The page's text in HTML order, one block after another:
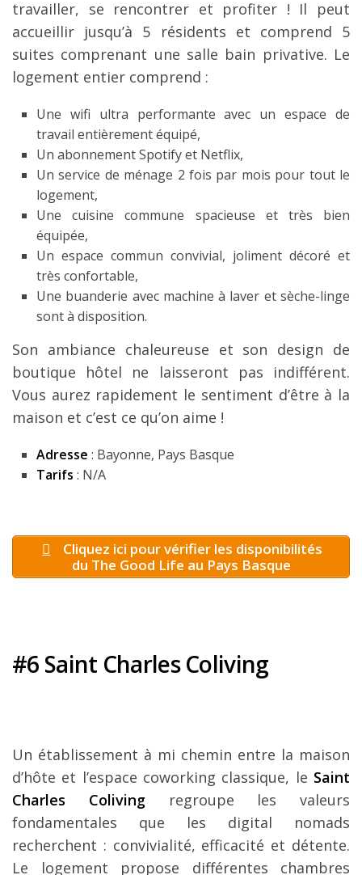
travailler, se rencontrer et profiter ! Il peut
accueillir jusqu’à 5 résidents et comprend 5
suites comprenant une salle bain privative. Le
logement entier comprend :
Une wifi ultra performante avec un espace de
travail entièrement équipé,
Un abonnement Spotify et Netflix,
Un service de ménage 2 fois par mois pour tout le
logement,
Une cuisine commune spacieuse et très bien
équipée,
Un espace commun convivial, joliment décoré et
très confortable,
Une buanderie avec machine à laver et sèche-linge
sont à disposition.
Son ambiance chaleureuse et son design de
boutique hôtel ne laisseront pas indifférent.
Vous aurez rapidement le sentiment d’être à la
maison et c’est ce qu’on aime !
Adresse : Bayonne, Pays Basque
Tarifs : N/A
Cliquez ici pour vérifier les disponibilités
du The Good Life au Pays Basque
#6 Saint Charles Coliving
Un établissement à mi chemin entre la maison
d’hôte et l’espace coworking classique, le Saint
Charles Colivingregroupe les valeurs
fondamentales que les digital nomads
recherchent : convivialité, efficacité et détente.
Le logement propose différentes chambres